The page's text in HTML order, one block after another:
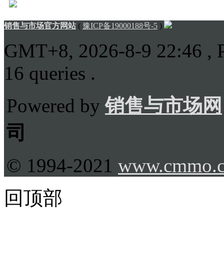
销售与市场官方网站( 豫ICP备19000188号-5 )
GMT+8, 2026-8-9 22:46 ,
16 queries .
Powered by销售与市场网
司
© 1994-2021
回顶部